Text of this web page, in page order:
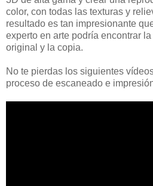
color, con todas las texturas y
resultado es tan impresionante
experto en arte podría encontrar
original y la copia.
No te pierdas los siguientes
proceso de escaneado e